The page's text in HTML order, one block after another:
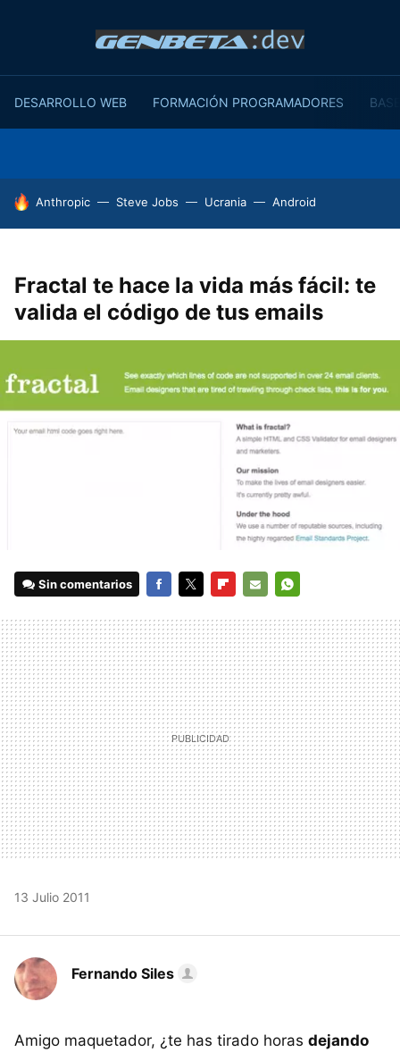
DESARROLLO WEB FORMACIÓN PROGRAMADORES
HOY SE HABLA DE
Anthropic Steve Jobs Ucrania Android
Fractal te hace la vida más fácil: te
valida el código de tus emails
Sin comentarios
MAIL
13 Julio 2011
Fernando Siles
Amigo maquetador, ¿te has tirado horas dejando